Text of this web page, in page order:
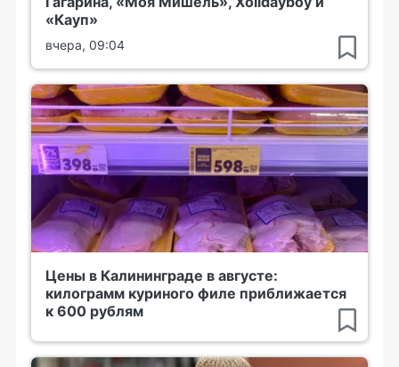
«Кауп»
вчера, 09:04
Цены в Калининграде в августе:
килограмм куриного филе приближается
к 600 рублям